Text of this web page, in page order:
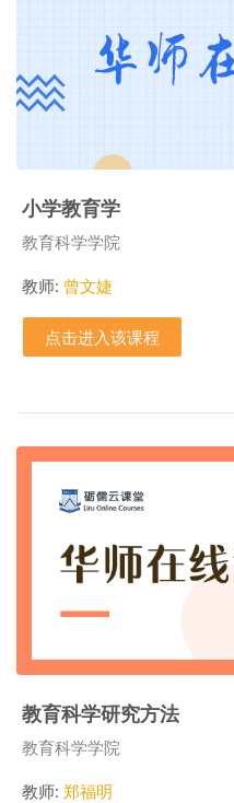
小学教育学
课程类别
教育科学学院
教师: 曾文婕
点击进入该课程
教育科学研究方法
课程类别
教育科学学院
教师: 郑福明